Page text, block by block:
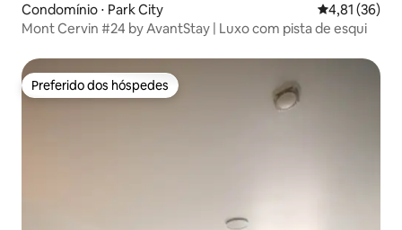
Condomínio ⋅ Park City 4,81 de uma
4,81 (36)
Mont Cervin #24 by AvantStay | Luxo com pista de esqui
Preferido dos hóspedes
Preferido dos hóspedes